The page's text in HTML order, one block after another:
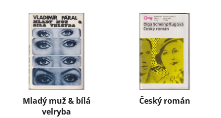
Mladý muž & bílá
velryba
Český román